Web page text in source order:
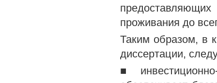
проживания до
Таким образом, в
диссертации,
■